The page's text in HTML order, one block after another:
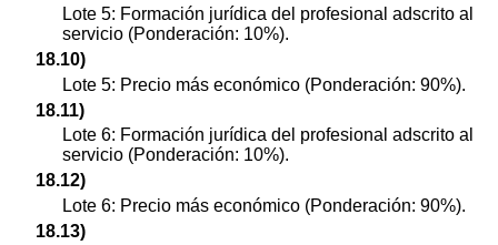
Lote 5: Formación jurídica del profesional adscrito al
servicio (Ponderación: 10%).
18.10)
Lote 5: Precio más económico (Ponderación: 90%).
18.11)
Lote 6: Formación jurídica del profesional adscrito al
servicio (Ponderación: 10%).
18.12)
Lote 6: Precio más económico (Ponderación: 90%).
18.13)